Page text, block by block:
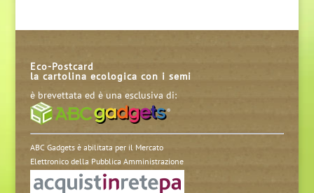
Eco-Postcard
la cartolina ecologica con i semi
è brevettata ed è una esclusiva di:
ABC Gadgets è abilitata per il Mercato
Elettronico della Pubblica Amministrazione